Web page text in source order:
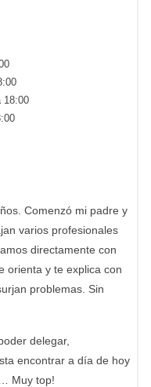
18:00
Comenzó mi padre y
varios profesionales
directamente con
orienta y te explica con
problemas. Sin
delegar,
encontrar a día de hoy
Muy top!